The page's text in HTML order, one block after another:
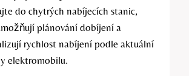
do chytrých nabíjecích stanic,
plánování dobíjení a
rychlost nabíjení podle aktuální
elektromobilu.